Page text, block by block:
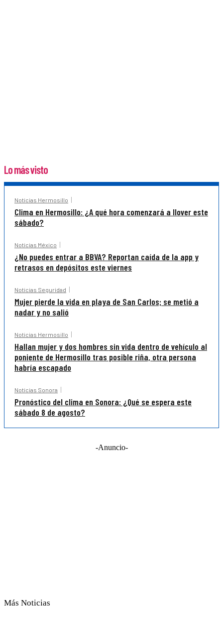
Lo más visto
Noticias Hermosillo
Clima en Hermosillo: ¿A qué hora comenzará a llover este
sábado?
Noticias México
¿No puedes entrar a BBVA? Reportan caída de la app y
retrasos en depósitos este viernes
Noticias Seguridad
Mujer pierde la vida en playa de San Carlos; se metió a
nadar y no salió
Noticias Hermosillo
Hallan mujer y dos hombres sin vida dentro de vehículo al
poniente de Hermosillo tras posible riña, otra persona
habría escapado
Noticias Sonora
Pronóstico del clima en Sonora: ¿Qué se espera este
sábado 8 de agosto?
-Anuncio-
Más Noticias